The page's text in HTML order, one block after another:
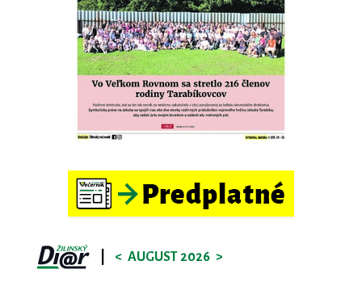
< AUGUST 2026 >